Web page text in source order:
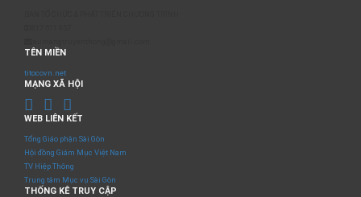
TÊN MIỀN
titocovn.net
MẠNG XÃ HỘI
WEB LIÊN KẾT
Tổng Giáo phận Sài Gòn
Hội đồng Giám Mục Việt Nam
TV Hiệp Thông
Trung tâm Mục vụ Sài Gòn
THỐNG KÊ TRUY CẬP